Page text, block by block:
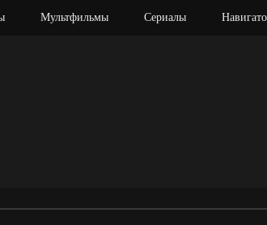
Мультфильмы Сериалы